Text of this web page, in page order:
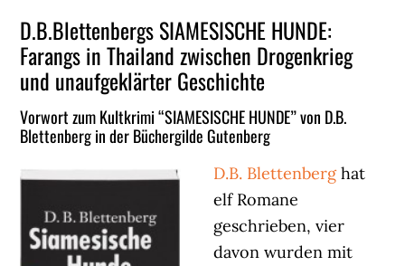
D.B.Blettenbergs SIAMESISCHE HUNDE:
Farangs in Thailand zwischen Drogenkrieg
und unaufgeklärter Geschichte
Vorwort zum Kultkrimi “SIAMESISCHE HUNDE” von D.B.
Blettenberg in der Büchergilde Gutenberg
D.B. Blettenberghat
elf Romane
geschrieben, vier
davon wurden mit